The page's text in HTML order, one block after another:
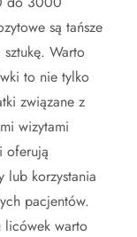
są tańsze
Warto
to nie tylko
związane z
wizytami
oferują
lub korzystania
pacjentów.
licówek warto